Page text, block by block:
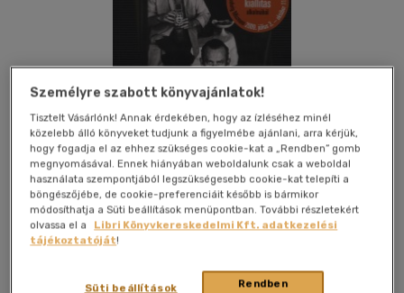
Kívánságlistához adom Megosztom
Park Könyvkiadó 2009 magyar nyelvű|puhatáblás,
Személyre szabott könyvajánlatok!
Tisztelt Vásárlónk! Annak érdekében, hogy az ízléséhez minél
közelebb álló könyveket tudjunk a figyelmébe ajánlani, arra kérjük,
hogy fogadja el az ehhez szükséges cookie-kat a „Rendben” gomb
megnyomásával. Ennek hiányában weboldalunk csak a weboldal
használata szempontjából legszükségesebb cookie-kat telepíti a
böngészőjébe, de cookie-preferenciáit később is bármikor
módosíthatja a Süti beállítások menüpontban. További részletekért
olvassa el a
Libri Könyvkereskedelmi Kft. adatkezelési
tájékoztatóját!
Rendben
Süti beállítások